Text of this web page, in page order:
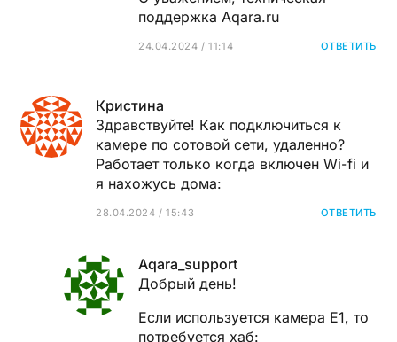
поддержка Aqara.ru
24.04.2024 / 11:14 ОТВЕТИТЬ
Кристина
Здравствуйте! Как подключиться к
камере по сотовой сети, удаленно?
Работает только когда включен Wi-fi и
я нахожусь дома:
28.04.2024 / 15:43 ОТВЕТИТЬ
Aqara_support
Добрый день!
Если используется камера E1, то
потребуется хаб: